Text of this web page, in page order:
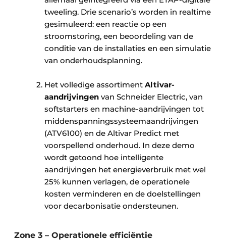
tweeling. Drie scenario’s worden in realtime
gesimuleerd: een reactie op een
stroomstoring, een beoordeling van de
conditie van de installaties en een simulatie
van onderhoudsplanning. ​
Het volledige assortiment Altivar-
aandrijvingen van Schneider Electric, van
softstarters en machine-aandrijvingen tot
middenspanningssysteemaandrijvingen
(ATV6100) en de Altivar Predict met
voorspellend onderhoud. In deze demo
wordt getoond hoe intelligente
aandrijvingen het energieverbruik met wel
25% kunnen verlagen, de operationele
kosten verminderen en de doelstellingen
voor decarbonisatie ondersteunen.
Zone 3 – Operationele efficiëntie